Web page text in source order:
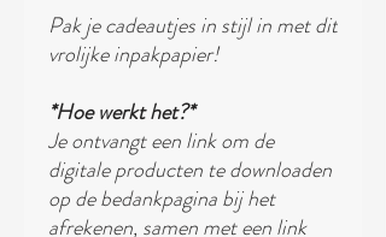
Pak je cadeautjes in stijl in met dit
vrolijke inpakpapier!
*Hoe werkt het?*
Je ontvangt een link om de
digitale producten te downloaden
op de bedankpagina bij het
afrekenen, samen met een link